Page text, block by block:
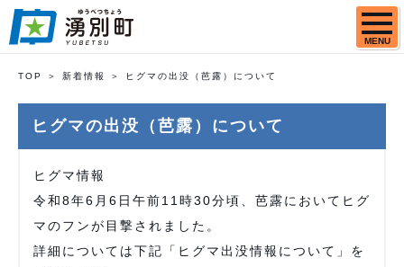
MENU
TOP 新着情報 ヒグマの出没（芭露）について
ヒグマの出没（芭露）について
ヒグマ情報
令和8年6月6日午前11時30分頃、芭露においてヒグ
マのフンが目撃されました。
詳細については下記「ヒグマ出没情報について」を